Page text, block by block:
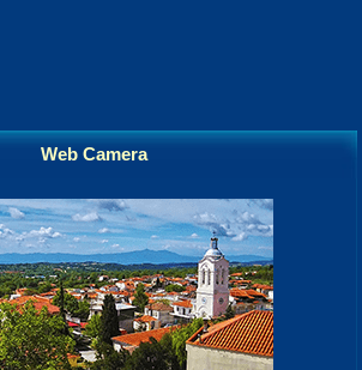
Web Camera